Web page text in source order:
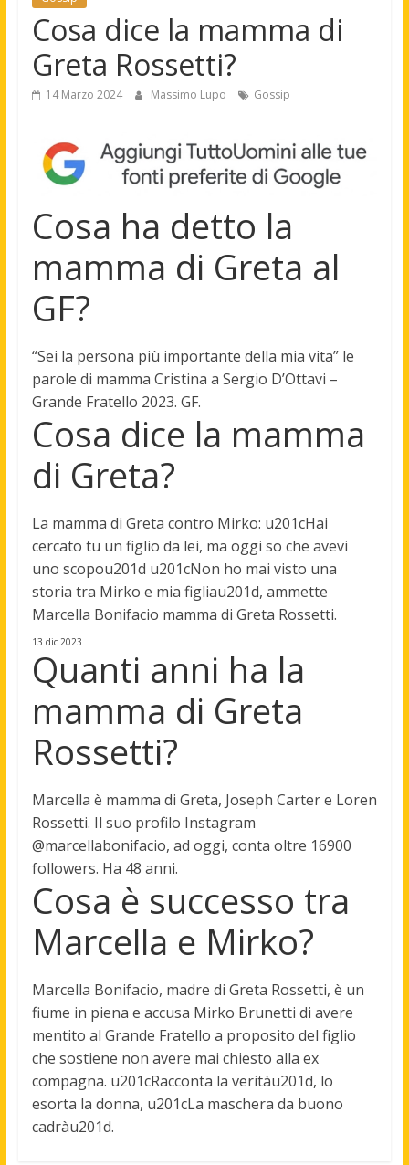
Cosa dice la mamma di
Greta Rossetti?
14 Marzo 2024 Massimo Lupo Gossip
Cosa ha detto la
mamma di Greta al
GF?
“Sei la persona più importante della mia vita”le
parole di mamma Cristina a Sergio D’Ottavi –
Grande Fratello 2023. GF.
Cosa dice la mamma
di Greta?
La mamma di Greta contro Mirko: u201cHai
cercato tu un figlio da lei, ma oggi so che avevi
uno scopou201d u201cNon ho mai visto una
storia tra Mirko e mia figliau201d, ammette
Marcella Bonifacio mamma di Greta Rossetti.
13 dic 2023
Quanti anni ha la
mamma di Greta
Rossetti?
Marcella è mamma di Greta, Joseph Carter e Loren
Rossetti. Il suo profilo Instagram
@marcellabonifacio, ad oggi, conta oltre 16900
followers. Ha 48 anni.
Cosa è successo tra
Marcella e Mirko?
Marcella Bonifacio, madre di Greta Rossetti, è un
fiume in piena e accusa Mirko Brunetti di avere
mentito al Grande Fratello a proposito del figlio
che sostiene non avere mai chiesto alla ex
compagna. u201cRacconta la veritàu201d, lo
esorta la donna, u201cLa maschera da buono
cadràu201d.